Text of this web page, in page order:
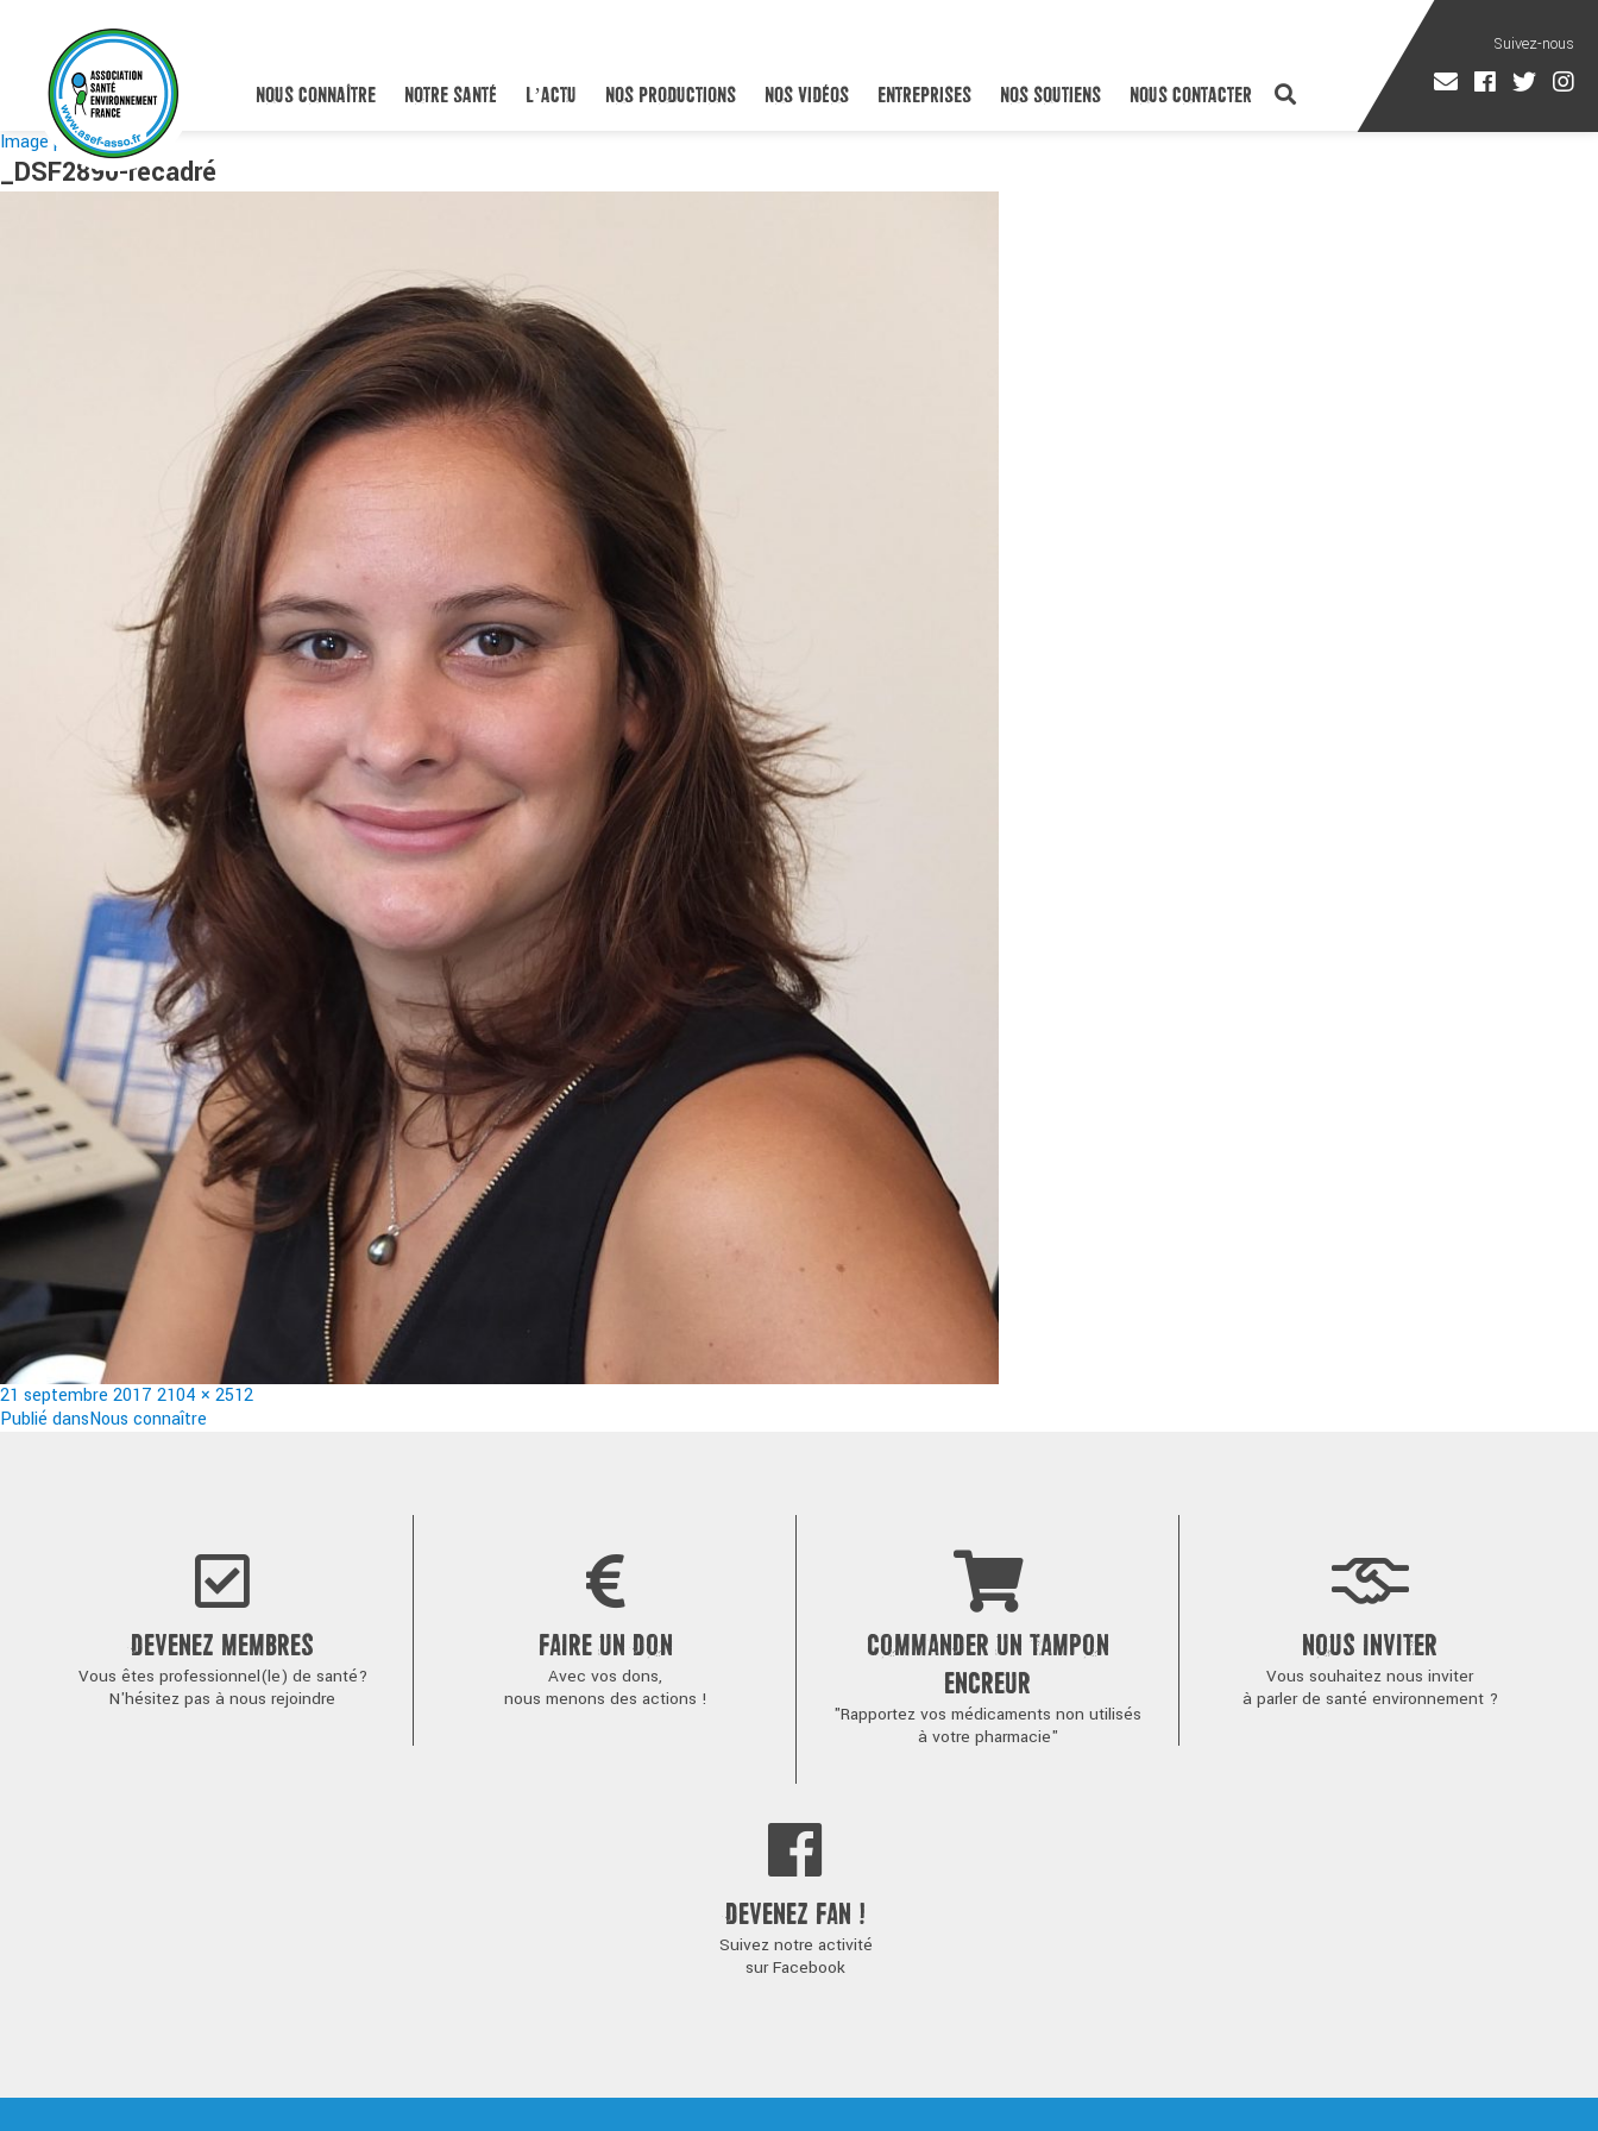
NOUS CONNAÎTRE NOTRE SANTÉ L’ACTU NOS PRODUCTIONS NOS VIDÉOS ENTREPRISES NOS SOUTIENS NOUS CONTACTER
Image précédente
_DSF2890-recadré
Publié
le
21 septembre 2017 Taille
réelle
2104 × 2512
Navigation
Publié dansNous connaître
DEVENEZ MEMBRES
Vous êtes professionnel(le) de santé?
N'hésitez pas à nous rejoindre
FAIRE UN DON
Avec vos dons,
nous menons des actions !
COMMANDER UN TAMPON
ENCREUR
"Rapportez vos médicaments non utilisés
à votre pharmacie"
NOUS INVITER
Vous souhaitez nous inviter
à parler de santé environnement ?
DEVENEZ FAN !
Suivez notre activité
sur Facebook